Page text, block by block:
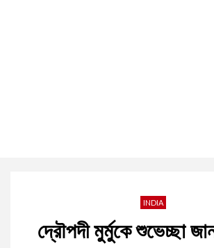
INDIA
দ্রৌপদী মুর্মুকে শুভেচ্ছা